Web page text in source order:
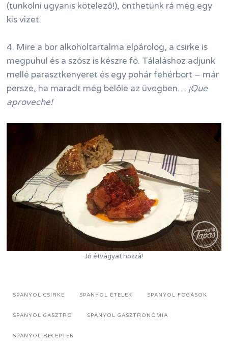
(tunkolni ugyanis kötelező!), önthetünk rá még egy
kis vizet.
4. Mire a bor alkoholtartalma elpárolog, a csirke is
megpuhul és a szósz is készre fő. Tálaláshoz adjunk
mellé parasztkenyeret és egy pohár fehérbort – már
persze, ha maradt még belőle az üvegben… ¡Que
aproveche!
Jó étvágyat hozzá!
SPANYOL CSIRKE SPANYOL ÉTELEK SPANYOL FOGÁSOK
SPANYOL GASZTRO SPANYOL GASZTRONÓMIA
SPANYOL RECEPTEK